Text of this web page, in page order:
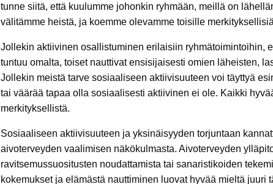
tunne siitä, että kuulumme johonkin ryhmään, meillä on
välitämme heistä, ja koemme olevamme toisille
Jollekin aktiivinen osallistuminen erilaisiin ryhmätoimintoihin,
tuntuu omalta, toiset nauttivat ensisijaisesti omien läheisten,
Jollekin meistä tarve sosiaaliseen aktiivisuuteen voi täyttyä
tai väärää tapaa olla sosiaalisesti aktiivinen ei ole. Kaikki
merkityksellistä.
Sosiaaliseen aktiivisuuteen ja yksinäisyyden torjuntaan
aivoterveyden vaalimisen näkökulmasta. Aivoterveyden
ravitsemussuositusten noudattamista tai sanaristikoiden
kokemukset ja elämästä nauttiminen luovat hyvää mieltä juuri